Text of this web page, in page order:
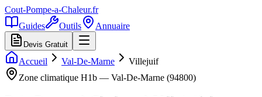
Cout-Pompe-a-Chaleur.fr
Guides
Outils Annuaire
Devis Gratuit
Accueil Val-De-Marne
Villejuif
Zone climatique H1b — Val-De-Marne (94800)